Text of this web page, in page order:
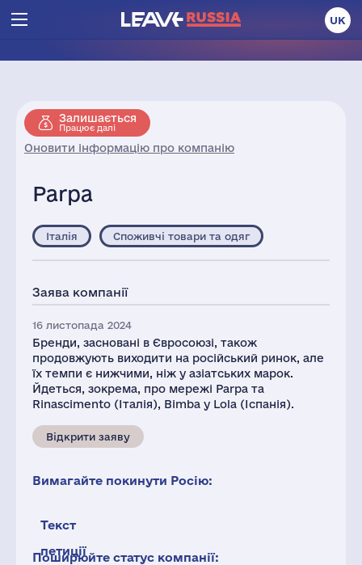
UK
Залишається
Працює далі
Оновити інформацію про компанію
Parpa
Італія Споживчі товари та одяг
Заява компанії
16 листопада 2024
Бренди, засновані в Євросоюзі, також
продовжують виходити на російський ринок, але
їх темпи є нижчими, ніж у азіатських марок.
Йдеться, зокрема, про мережі Parpa та
Rinascimento (Італія), Bimba y Lola (Іспанія).
Відкрити заяву
Вимагайте покинути Росію:
Текст
петиції
Поширюйте статус компанії: